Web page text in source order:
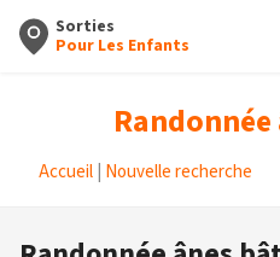
Sorties
Pour Les Enfants
Accueil Nouvelle recherche